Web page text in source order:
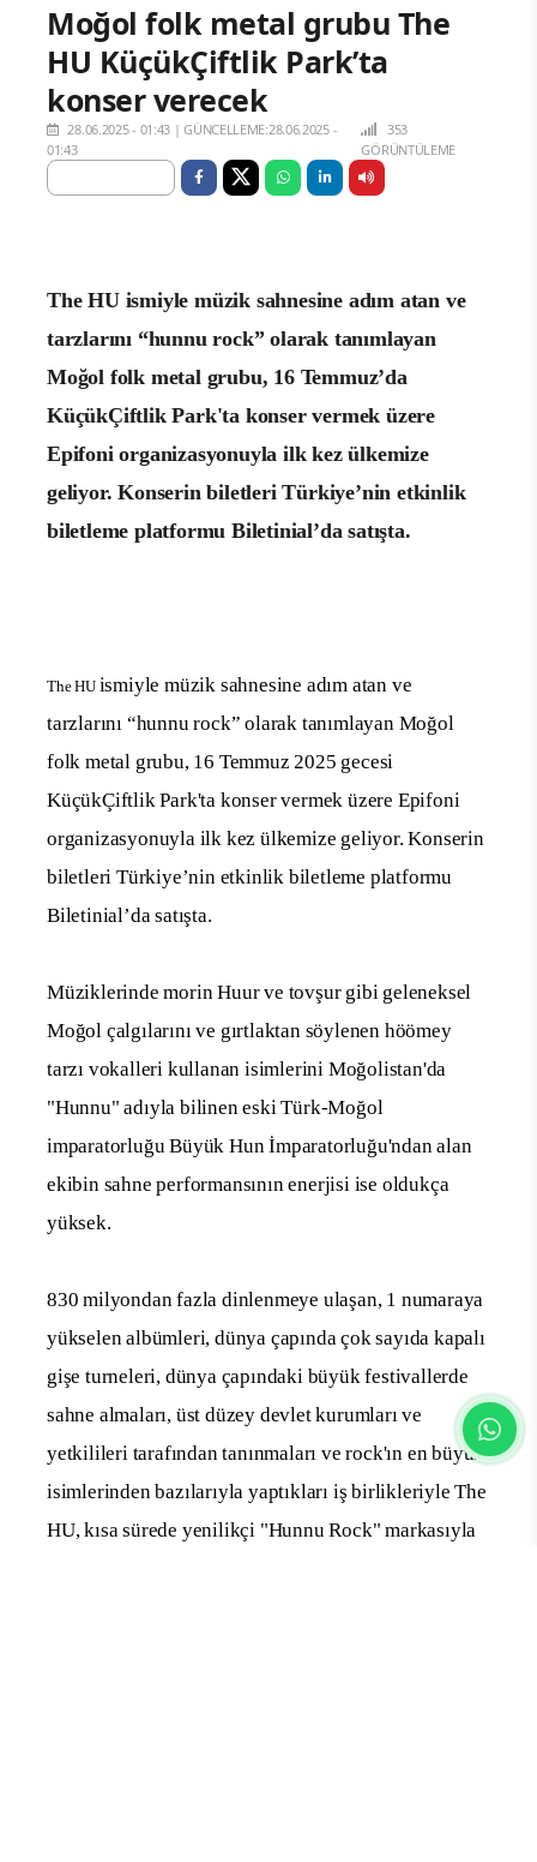
Moğol folk metal grubu The
HU KüçükÇiftlik Park’ta
konser verecek
28.06.2025 - 01:43 |GÜNCELLEME:28.06.2025 -
01:43
353
GÖRÜNTÜLEME
The HU ismiyle müzik sahnesine adım atan ve
tarzlarını “hunnu rock” olarak tanımlayan
Moğol folk metal grubu, 16 Temmuz’da
KüçükÇiftlik Park'ta konser vermek üzere
Epifoni organizasyonuyla ilk kez ülkemize
geliyor.Konserin biletleri Türkiye’nin etkinlik
biletleme platformu Biletinial’da satışta.
The HU ismiyle müzik sahnesine adım atan ve
tarzlarını “hunnu rock” olarak tanımlayan Moğol
folk metal grubu, 16 Temmuz 2025 gecesi
KüçükÇiftlik Park'ta konser vermek üzere Epifoni
organizasyonuyla ilk kez ülkemize geliyor.Konserin
biletleri Türkiye’nin etkinlik biletleme platformu
Biletinial’da satışta.
Müziklerinde morin Huur ve tovşur gibi geleneksel
Moğol çalgılarını ve gırtlaktan söylenen höömey
tarzı vokalleri kullanan isimlerini Moğolistan'da
"Hunnu" adıyla bilinen eski Türk-Moğol
imparatorluğu Büyük Hun İmparatorluğu'ndan alan
ekibin sahne performansının enerjisi ise oldukça
yüksek.
830 milyondan fazla dinlenmeye ulaşan, 1 numaraya
yükselen albümleri, dünya çapında çok sayıda kapalı
gişe turneleri, dünya çapındaki büyük festivallerde
sahne almaları, üst düzey devlet kurumları ve
yetkilileri tarafından tanınmaları ve rock'ın en büyük
isimlerinden bazılarıyla yaptıkları iş birlikleriyle The
HU, kısa sürede yenilikçi "Hunnu Rock" markasıyla